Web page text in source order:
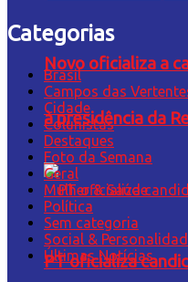
Novo oficializa a
à presidência da
PT oficializa
Categorias
Brasil
Campos das
Cidade
Colunistas
Destaques
Foto da Semana
Geral
Mulher & Saúde
Política
Sem categoria
Social &
Últimas Notícias